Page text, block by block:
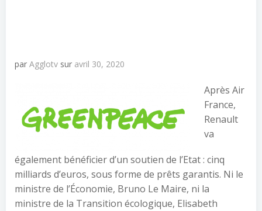
par Agglotv sur avril 30, 2020
Après Air
France,
Renault
va
également bénéficier d’un soutien de l’Etat : cinq
milliards d’euros, sous forme de prêts garantis. Ni le
ministre de l’Économie, Bruno Le Maire, ni la
ministre de la Transition écologique, Elisabeth